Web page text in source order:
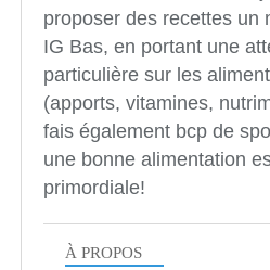
proposer des recettes un
IG Bas, en portant une
particulière sur les
(apports, vitamines,
fais également bcp de
une bonne alimentation
primordiale!
À PROPOS